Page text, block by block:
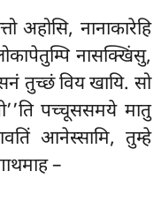
अहोसि, नानाकारेहि
नासक्खिंसु,
तुच्छं विय खायि. सो
पच्चूससमये मातु
आनेस्सामि, तुम्हे
–